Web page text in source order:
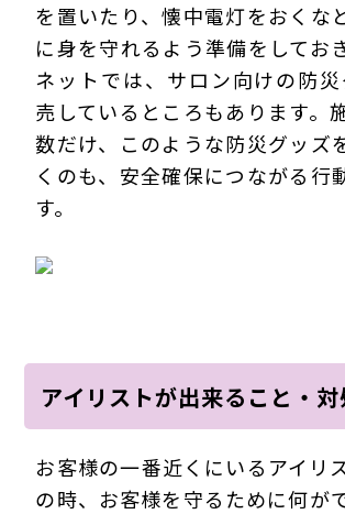
を置いたり、懐中電灯をおくな
に身を守れるよう準備をしてお
ネットでは、サロン向けの防
売しているところもあります。
数だけ、このような防災グッズ
くのも、安全確保につながる行
す。
アイリストが出来ること・
お客様の一番近くにいるアイリ
の時、お客様を守るために何が